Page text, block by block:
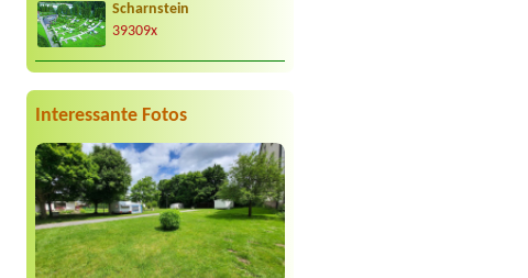
Scharnstein
39309x
Interessante Fotos